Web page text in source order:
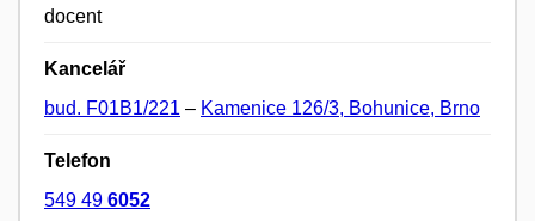
docent
Kancelář
bud. F01B1/221 – Kamenice 126/3, Bohunice, Brno
Telefon
549 49 6052